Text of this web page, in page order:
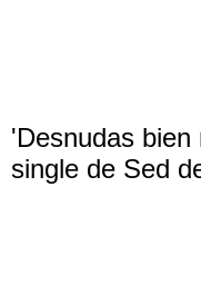
'Desnudas
single de Sed